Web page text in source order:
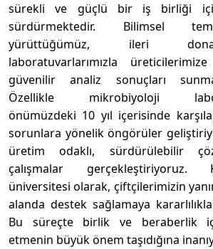
sürekli ve güçlü bir iş birliği
sürdürmektedir. Bilimsel
yürüttüğümüz, ileri
laboratuvarlarımızla
güvenilir analiz sonuçları
Özellikle mikrobiyoloji
önümüzdeki 10 yıl içerisinde
sorunlara yönelik öngörüler
üretim odaklı, sürdürülebilir
çalışmalar gerçekleştiriyoruz.
üniversitesi olarak, çiftçilerimizin
alanda destek sağlamaya
Bu süreçte birlik ve beraberlik
etmenin büyük önem taşıdığına